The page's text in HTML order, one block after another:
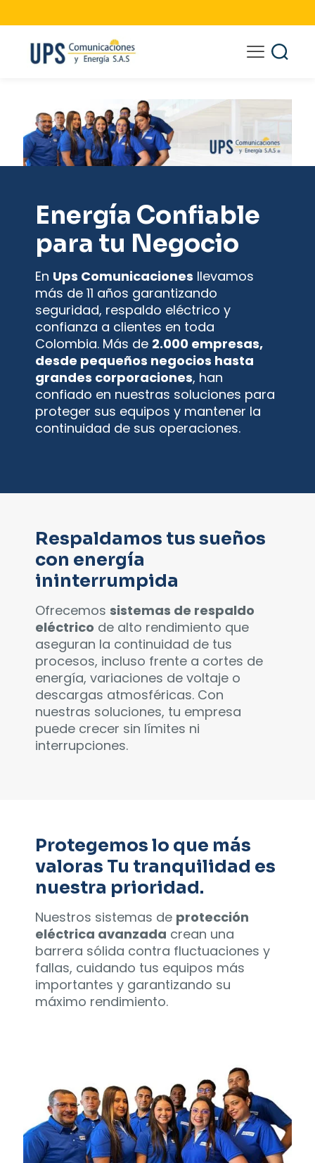
Energía Confiable
para tu Negocio
En Ups Comunicaciones llevamos
más de 11 años garantizando
seguridad, respaldo eléctrico y
confianza a clientes en toda
Colombia. Más de 2.000 empresas,
desde pequeños negocios hasta
grandes corporaciones, han
confiado en nuestras soluciones para
proteger sus equipos y mantener la
continuidad de sus operaciones.
Respaldamos tus sueños
con energía
ininterrumpida
Ofrecemos sistemas de respaldo
eléctrico de alto rendimiento que
aseguran la continuidad de tus
procesos, incluso frente a cortes de
energía, variaciones de voltaje o
descargas atmosféricas. Con
nuestras soluciones, tu empresa
puede crecer sin límites ni
interrupciones.
Protegemos lo que más
valoras Tu tranquilidad es
nuestra prioridad.
Nuestros sistemas de protección
eléctrica avanzada crean una
barrera sólida contra fluctuaciones y
fallas, cuidando tus equipos más
importantes y garantizando su
máximo rendimiento.